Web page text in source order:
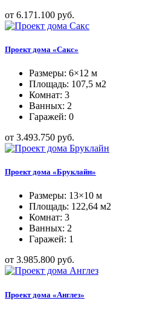
от 6.171.100 руб.
Проект дома «Сакс»
Размеры: 6×12 м
Площадь: 107,5 м2
Комнат: 3
Ванных: 2
Гаражей: 0
от 3.493.750 руб.
Проект дома «Бруклайн»
Размеры: 13×10 м
Площадь: 122,64 м2
Комнат: 3
Ванных: 2
Гаражей: 1
от 3.985.800 руб.
Проект дома «Англез»